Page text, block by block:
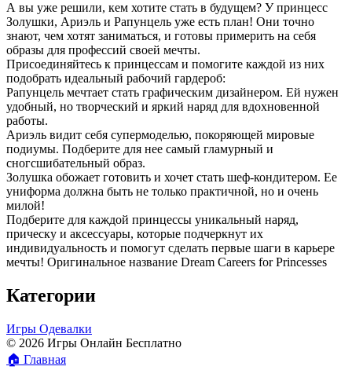
А вы уже решили, кем хотите стать в будущем? У принцесс
Золушки, Ариэль и Рапунцель уже есть план! Они точно
знают, чем хотят заниматься, и готовы примерить на себя
образы для профессий своей мечты.
Присоединяйтесь к принцессам и помогите каждой из них
подобрать идеальный рабочий гардероб:
Рапунцель мечтает стать графическим дизайнером. Ей нужен
удобный, но творческий и яркий наряд для вдохновенной
работы.
Ариэль видит себя супермоделью, покоряющей мировые
подиумы. Подберите для нее самый гламурный и
сногсшибательный образ.
Золушка обожает готовить и хочет стать шеф-кондитером. Ее
униформа должна быть не только практичной, но и очень
милой!
Подберите для каждой принцессы уникальный наряд,
прическу и аксессуары, которые подчеркнут их
индивидуальность и помогут сделать первые шаги в карьере
мечты! Оригинальное название Dream Careers for Princesses
Категории
Игры Одевалки
© 2026 Игры Онлайн Бесплатно
🏠 Главная